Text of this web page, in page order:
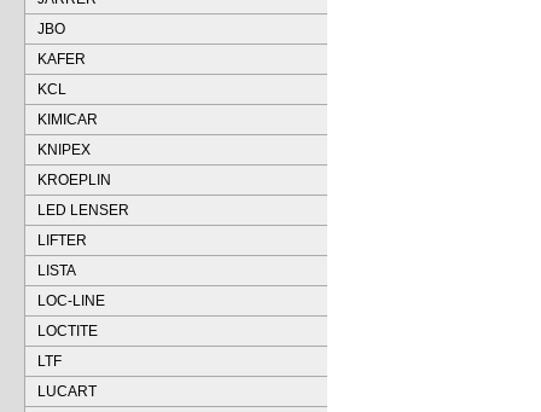
JBO
KAFER
KCL
KIMICAR
KNIPEX
KROEPLIN
LED LENSER
LIFTER
LISTA
LOC-LINE
LOCTITE
LTF
LUCART